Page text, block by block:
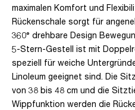
maximalen Komfort und
Rückenschale sorgt für
360° drehbare Design
5-Stern-Gestell ist mit
speziell für weiche
Linoleum geeignet sind. Die
von 38 bis 48 cm und die
Wippfunktion werden die